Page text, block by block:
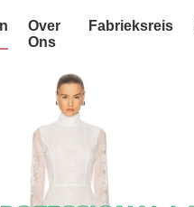
Over
Ons
Fabrieksreis